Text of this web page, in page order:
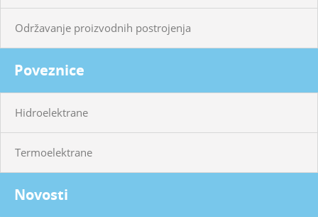
Održavanje proizvodnih postrojenja
Poveznice
Hidroelektrane
Termoelektrane
Novosti